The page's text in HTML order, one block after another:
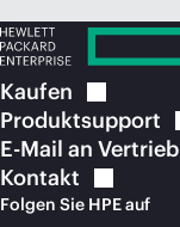
Kaufen
Produktsupport
E-Mail an Vertrieb
Kontakt
Folgen Sie HPE auf